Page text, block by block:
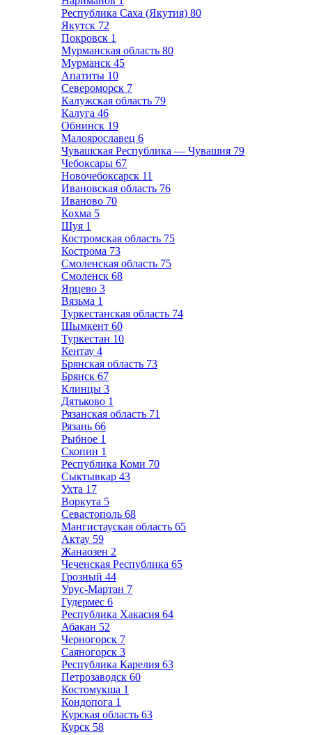
Республика Саха (Якутия) 80
Якутск 72
Покровск 1
Мурманская область 80
Мурманск 45
Апатиты 10
Североморск 7
Калужская область 79
Калуга 46
Обнинск 19
Малоярославец 6
Чувашская Республика — Чувашия 79
Чебоксары 67
Новочебоксарск 11
Ивановская область 76
Иваново 70
Кохма 5
Шуя 1
Костромская область 75
Кострома 73
Смоленская область 75
Смоленск 68
Ярцево 3
Вязьма 1
Туркестанская область 74
Шымкент 60
Туркестан 10
Кентау 4
Брянская область 73
Брянск 67
Клинцы 3
Дятьково 1
Рязанская область 71
Рязань 66
Рыбное 1
Скопин 1
Республика Коми 70
Сыктывкар 43
Ухта 17
Воркута 5
Севастополь 68
Мангистауская область 65
Актау 59
Жанаозен 2
Чеченская Республика 65
Грозный 44
Урус-Мартан 7
Гудермес 6
Республика Хакасия 64
Абакан 52
Черногорск 7
Саяногорск 3
Республика Карелия 63
Петрозаводск 60
Костомукша 1
Кондопога 1
Курская область 63
Курск 58